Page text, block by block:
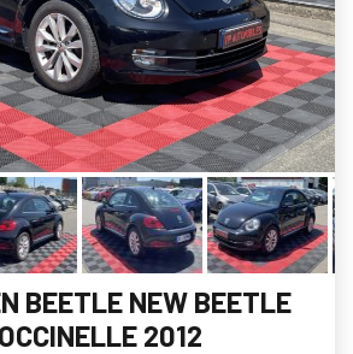
BEETLE NEW BEETLE
2012